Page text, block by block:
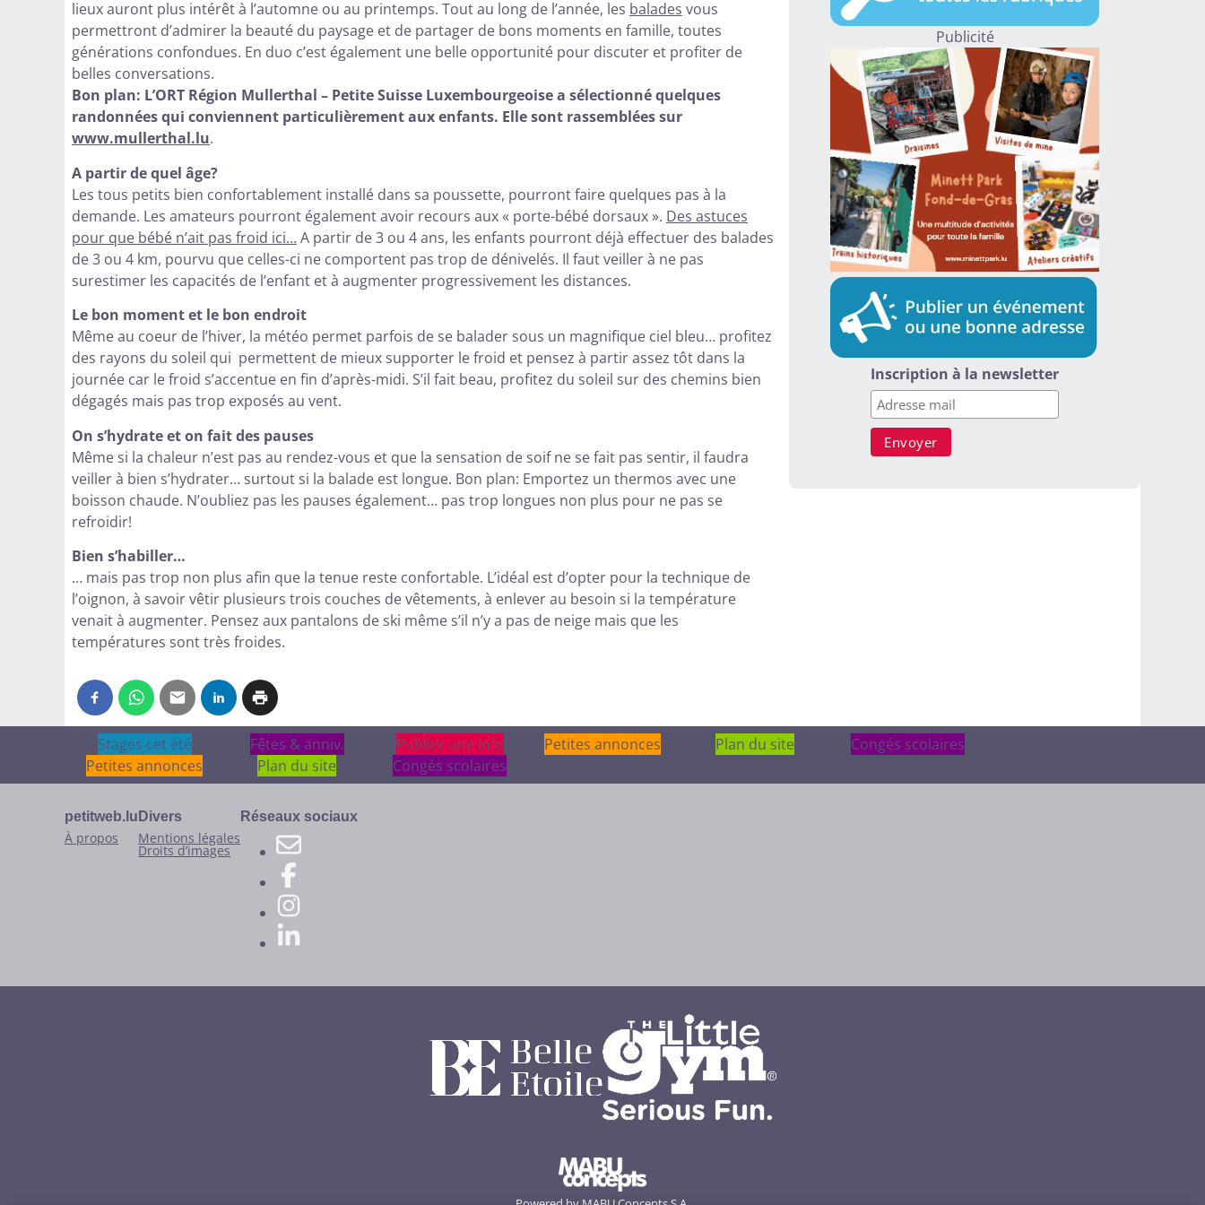
lieux auront plus intérêt à l’automne ou au printemps. Tout au long de l’année, les balades vous
permettront d’admirer la beauté du paysage et de partager de bons moments en famille, toutes
générations confondues. En duo c’est également une belle opportunité pour discuter et profiter de
belles conversations.
Bon plan: L’ORT Région Mullerthal – Petite Suisse Luxembourgeoise a sélectionné quelques
randonnées qui conviennent particulièrement aux enfants. Elle sont rassemblées sur
www.mullerthal.lu.
A partir de quel âge?
Les tous petits bien confortablement installé dans sa poussette, pourront faire quelques pas à la
demande. Les amateurs pourront également avoir recours aux « porte-bébé dorsaux ». Des astuces
pour que bébé n’ait pas froid ici…A partir de 3 ou 4 ans, les enfants pourront déjà effectuer des balades
de 3 ou 4 km, pourvu que celles-ci ne comportent pas trop de dénivelés. Il faut veiller à ne pas
surestimer les capacités de l’enfant et à augmenter progressivement les distances.
Le bon moment et le bon endroit
Même au coeur de l’hiver, la météo permet parfois de se balader sous un magnifique ciel bleu… profitez
des rayons du soleil qui permettent de mieux supporter le froid et pensez à partir assez tôt dans la
journée car le froid s’accentue en fin d’après-midi. S’il fait beau, profitez du soleil sur des chemins bien
dégagés mais pas trop exposés au vent.
On s’hydrate et on fait des pauses
Même si la chaleur n’est pas au rendez-vous et que la sensation de soif ne se fait pas sentir, il faudra
veiller à bien s’hydrater… surtout si la balade est longue. Bon plan: Emportez un thermos avec une
boisson chaude. N’oubliez pas les pauses également… pas trop longues non plus pour ne pas se
refroidir!
Bien s’habiller…
… mais pas trop non plus afin que la tenue reste confortable. L’idéal est d’opter pour la technique de
l’oignon, à savoir vêtir plusieurs trois couches de vêtements, à enlever au besoin si la température
venait à augmenter. Pensez aux pantalons de ski même s’il n’y a pas de neige mais que les
températures sont très froides.
Publicité
Inscription à la newsletter
Stages cet été
Stages cet été Fêtes & anniv.
Fêtes & anniv. Publier une info
Publier une info
Petites annonces
Petites annonces
Plan du site
Plan du site
Congés scolaires
Congés scolaires
petitweb.lu
À propos
Divers
Mentions légales
Droits d’images
Réseaux sociaux